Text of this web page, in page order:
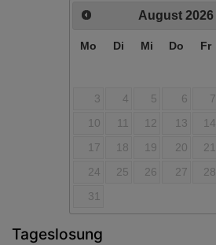
August 2026
Mo Di Mi Do Fr
3
4 5 6 7
10
11 12 13 14
17
18 19 20 21
24
25 26 27 28
31
Tageslosung